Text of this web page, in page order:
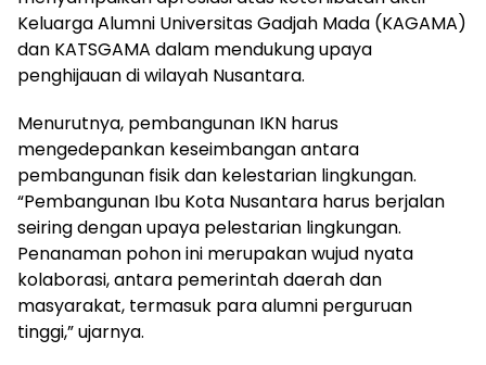
Keluarga Alumni Universitas Gadjah Mada (KAGAMA)
dan KATSGAMA dalam mendukung upaya
penghijauan di wilayah Nusantara.
Menurutnya, pembangunan IKN harus
mengedepankan keseimbangan antara
pembangunan fisik dan kelestarian lingkungan.
“Pembangunan Ibu Kota Nusantara harus berjalan
seiring dengan upaya pelestarian lingkungan.
Penanaman pohon ini merupakan wujud nyata
kolaborasi, antara pemerintah daerah dan
masyarakat, termasuk para alumni perguruan
tinggi,” ujarnya.